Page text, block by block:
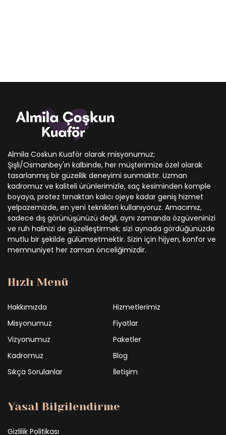
Almila Coskun Kuaför olarak misyonumuz;
Şişli/Osmanbey'ın kalbinde, her müşterimize özel olarak
tasarlanmış bir güzellik deneyimi sunmaktır. Uzman
kadromuz ve kaliteli ürünlerimizle, saç kesiminden komple
boyaya, protez tırnaktan kalıcı ojeye kadar geniş hizmet
yelpazemizde, en yeni teknikleri kullanıyoruz. Amacımız,
sadece dış görünüşünüzü değil, aynı zamanda özgüveninizi
ve ruh halinizi de güzelleştirmek; sizi aynada gördüğünüzde
mutlu bir şekilde gülümsetmektir. Sizin için hijyen, konfor ve
memnuniyet her zaman önceliğimizdir.
Hızlı Menü
Hakkımızda
Hizmetlerimiz
Misyonumuz
Fiyatlar
Vizyonumuz
Paketler
Kadromuz
Blog
Sıkça Sorulanlar
İletişim
Yasal Bilgilendirme
Gizlilik Politikası